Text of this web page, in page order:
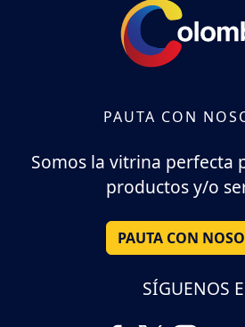
PAUTA CON
Somos la vitrina perfecta
productos y/o
PAUTA CON
SÍGUENOS